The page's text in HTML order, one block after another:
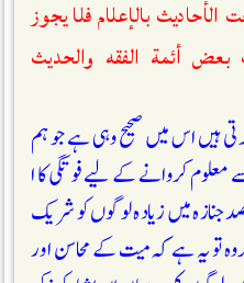
بالإعلام فلا يجوز
بعض أئمة الفقه والحديث
ہیں اس میں صحیح وہی ہے جو ہم
کروانے کے لیے فوتگی کا ا
جنازہ میں زیادہ لوگوں کو شریک
تو یہ ہے کہ میت کے محاسن اور